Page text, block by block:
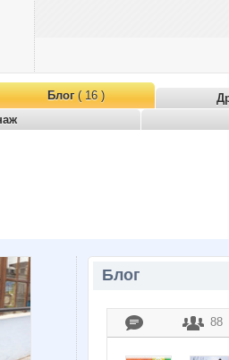
Блог( 16 )
Блог
88